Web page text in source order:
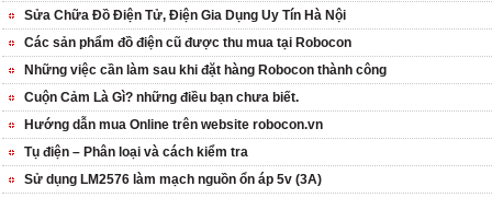
Sửa Chữa Đồ Điện Tử, Điện Gia Dụng Uy Tín Hà Nội
Các sản phẩm đồ điện cũ được thu mua tại Robocon
Những việc cần làm sau khi đặt hàng Robocon thành công
Cuộn Cảm Là Gì? những điều bạn chưa biết.
Hướng dẫn mua Online trên website robocon.vn
Tụ điện – Phân loại và cách kiểm tra
Sử dụng LM2576 làm mạch nguồn ổn áp 5v (3A)